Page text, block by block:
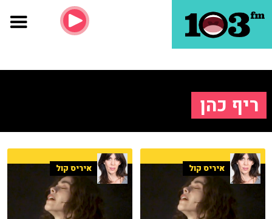
ריף כהן
איריס קול איריס קול